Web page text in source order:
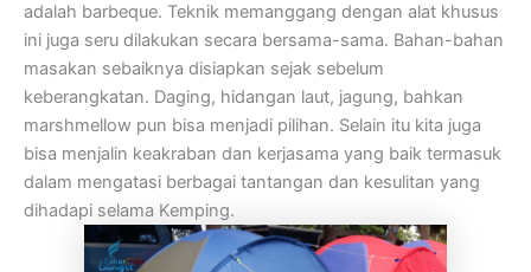
adalah barbeque. Teknik memanggang dengan alat khusus
ini juga seru dilakukan secara bersama-sama. Bahan-bahan
masakan sebaiknya disiapkan sejak sebelum
keberangkatan. Daging, hidangan laut, jagung, bahkan
marshmellow pun bisa menjadi pilihan. Selain itu kita juga
bisa menjalin keakraban dan kerjasama yang baik termasuk
dalam mengatasi berbagai tantangan dan kesulitan yang
dihadapi selama Kemping.